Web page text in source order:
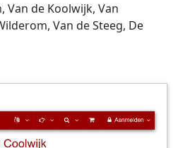
Van de Koolwijk, Van
Van de Steeg, De